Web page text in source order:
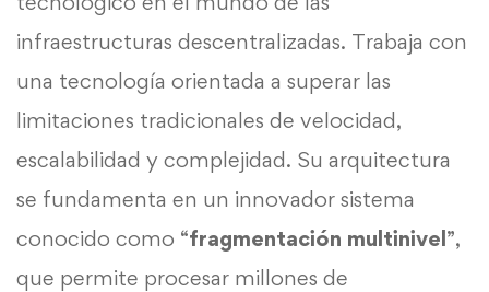
infraestructuras descentralizadas. Trabaja con
una tecnología orientada a superar las
limitaciones tradicionales de velocidad,
escalabilidad y complejidad. Su arquitectura
se fundamenta en un innovador sistema
conocido como “fragmentación multinivel”,
que permite procesar millones de